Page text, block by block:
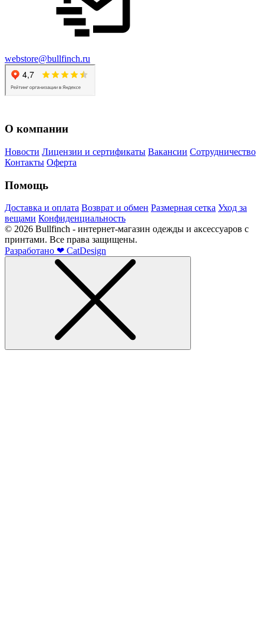
webstore@bullfinch.ru
О компании
Новости Лицензии и сертификаты Вакансии Сотрудничество
Контакты Оферта
Помощь
Доставка и оплата Возврат и обмен Размерная сетка Уход за
вещами Конфиденциальность
© 2026 Bullfinch - интернет-магазин одежды и аксессуаров с
принтами. Все права защищены.
Разработано ❤ CatDesign